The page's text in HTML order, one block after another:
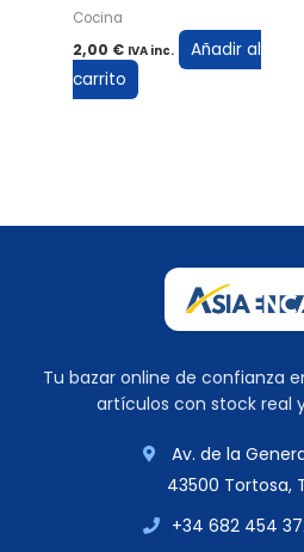
Cocina
2,00 € IVA inc.
Añadir al
carrito
Tu bazar online de confianza
artículos con stock real
Av. de la
43500 Tortosa,
+34 682 454